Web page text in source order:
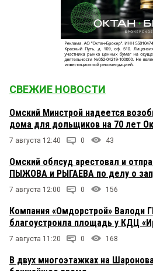
СВЕЖИЕ НОВОСТИ
Омский Минстрой надеется
дома для дольщиков на 70 лет
7 августа 12:40 0 43
Омский облсуд арестовал и
ПЫЖОВА и РЫГАЕВА по делу о
7 августа 12:00 0 156
Компания «Омдорстрой» Валоди
благоустроила площадь у КДЦ
7 августа 11:20 0 168
В двух многоэтажках на